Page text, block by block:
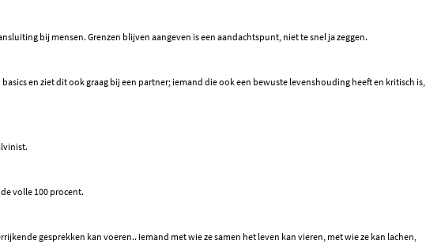
bij mensen. Grenzen blijven aangeven is een aandachtspunt, niet te snel ja zeggen.
en ziet dit ook graag bij een partner; iemand die ook een bewuste levenshouding heeft en kritisch is,
volle 100 procent.
gesprekken kan voeren.. Iemand met wie ze samen het leven kan vieren, met wie ze kan lachen,